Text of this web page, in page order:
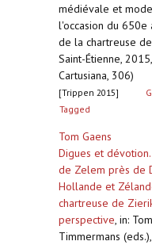
médiévale et
l'occasion du
de la chartreuse
Saint-Étienne,
Cartusiana, 306)
[Trippen 2015]
Tagged
Tom Gaens
Digues et
de Zelem près de
Hollande et
chartreuse de
perspective, in:
Timmermans